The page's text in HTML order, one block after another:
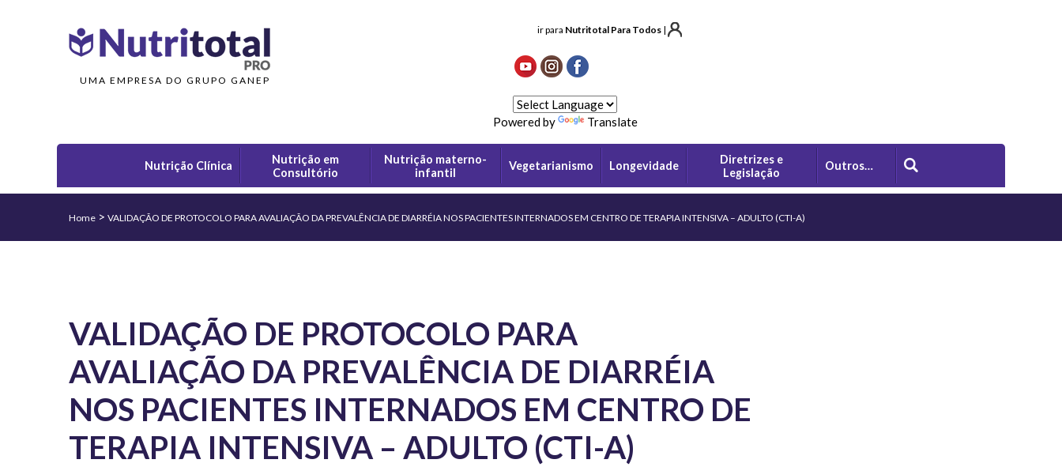
UMA EMPRESA DO GRUPO GANEP
Powered by Translate
ir para Nutritotal Para Todos |
Nutrição Clínica
Nutrição em
Consultório
Nutrição materno-
infantil
Vegetarianismo Longevidade
Diretrizes e
Legislação
Outros…
Home > VALIDAÇÃO DE PROTOCOLO PARA AVALIAÇÃO DA PREVALÊNCIA DE DIARRÉIA NOS PACIENTES INTERNADOS EM CENTRO DE TERAPIA INTENSIVA – ADULTO (CTI-A)
VALIDAÇÃO DE PROTOCOLO PARA
AVALIAÇÃO DA PREVALÊNCIA DE DIARRÉIA
NOS PACIENTES INTERNADOS EM CENTRO DE
TERAPIA INTENSIVA – ADULTO (CTI-A)